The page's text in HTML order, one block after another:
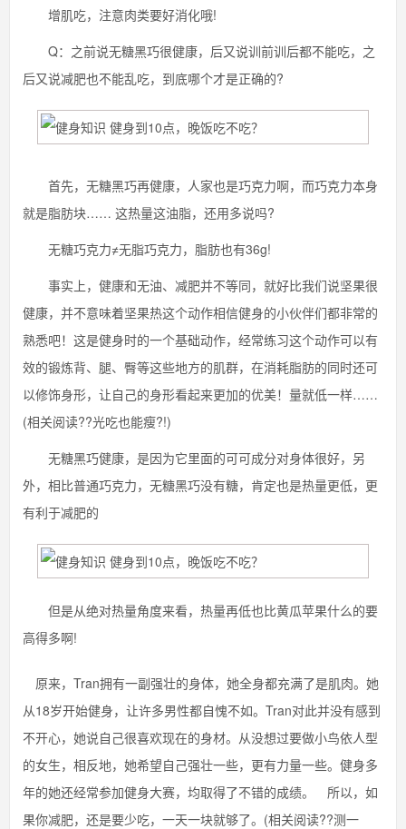
增肌吃，注意肉类要好消化哦!
Q：之前说无糖黑巧很健康，后又说训前训后都不能吃，之
后又说减肥也不能乱吃，到底哪个才是正确的?
首先，无糖黑巧再健康，人家也是巧克力啊，而巧克力本身
就是脂肪块…… 这热量这油脂，还用多说吗?
无糖巧克力≠无脂巧克力，脂肪也有36g!
事实上，健康和无油、减肥并不等同，就好比我们说坚果很
健康，并不意味着坚果热这个动作相信健身的小伙伴们都非常的
熟悉吧！这是健身时的一个基础动作，经常练习这个动作可以有
效的锻炼背、腿、臀等这些地方的肌群，在消耗脂肪的同时还可
以修饰身形，让自己的身形看起来更加的优美！量就低一样……
(相关阅读??光吃也能瘦?!)
无糖黑巧健康，是因为它里面的可可成分对身体很好，另
外，相比普通巧克力，无糖黑巧没有糖，肯定也是热量更低，更
有利于减肥的
但是从绝对热量角度来看，热量再低也比黄瓜苹果什么的要
高得多啊!
原来，Tran拥有一副强壮的身体，她全身都充满了是肌肉。她
从18岁开始健身，让许多男性都自愧不如。Tran对此并没有感到
不开心，她说自己很喜欢现在的身材。从没想过要做小鸟依人型
的女生，相反地，她希望自己强壮一些，更有力量一些。健身多
年的她还经常参加健身大赛，均取得了不错的成绩。 所以，如
果你减肥，还是要少吃，一天一块就够了。(相关阅读??测一